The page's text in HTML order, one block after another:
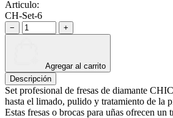
Articulo:
CH-Set-6
− +
Agregar al carrito
Descripción
Set profesional de fresas de diamante
hasta el limado, pulido y tratamiento de la
Estas fresas o brocas para uñas ofrecen